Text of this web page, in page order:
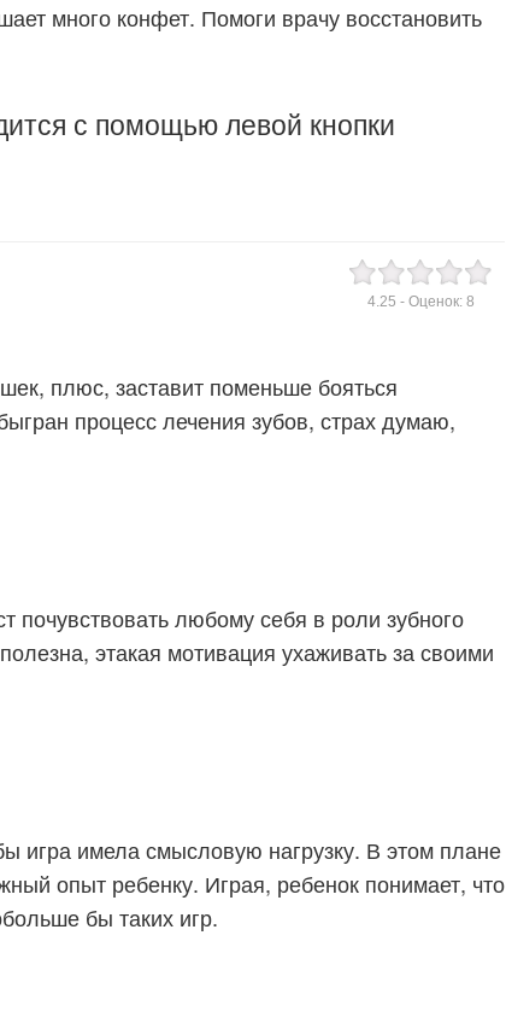
много конфет. Помоги врачу восстановить
с помощью левой кнопки
4.25 - Оценок: 8
плюс, заставит поменьше бояться
процесс лечения зубов, страх думаю,
почувствовать любому себя в роли зубного
этакая мотивация ухаживать за своими
игра имела смысловую нагрузку. В этом плане
опыт ребенку. Играя, ребенок понимает, что
бы таких игр.